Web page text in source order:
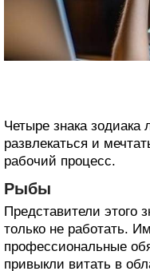
Четыре знака
развлекаться и
рабочий процесс.
Рыбы
Представители этого
только не работать.
профессиональные
привыкли витать в